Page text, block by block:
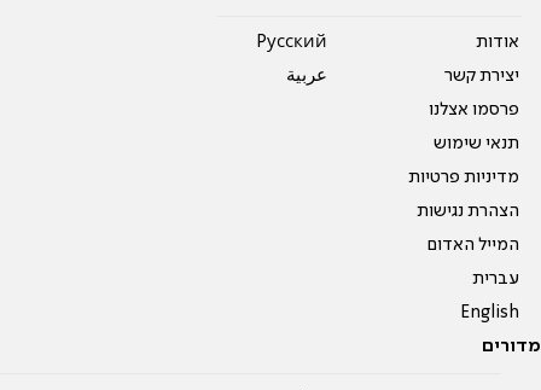
אודות
יצירת קשר
פרסמו אצלנו
תנאי שימוש
מדיניות פרטיות
הצהרת נגישות
המייל האדום
עברית
English
Pусский
عربية
מדורים